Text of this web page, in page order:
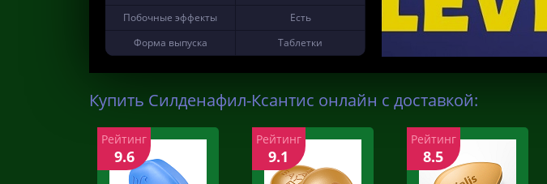
Побочные эффекты
Есть
Форма выпуска
Таблетки
Купить Силденафил-Ксантис онлайн с доставкой:
Рейтинг
9.6
Рейтинг
9.1
Рейтинг
8.5